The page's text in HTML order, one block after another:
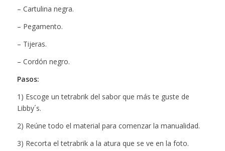
– Cartulina negra.
– Pegamento.
– Tijeras.
– Cordón negro.
Pasos:
1) Escoge un tetrabrik del sabor que más te guste de
Libby´s.
2) Reúne todo el material para comenzar la manualidad.
3) Recorta el tetrabrik a la atura que se ve en la foto.